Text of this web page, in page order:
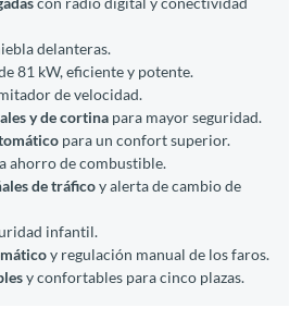
delanteras.
81 kW, eficiente y potente.
de velocidad.
y de cortina para mayor seguridad.
para un confort superior.
ahorro de combustible.
de tráficoy alerta de cambio de
infantil.
y regulación manual de los faros.
y confortables para cinco plazas.